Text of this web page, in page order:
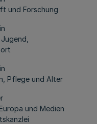
und Forschung
Pflege und Alter
und Medien